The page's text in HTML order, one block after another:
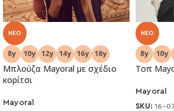
NEO
Μπλούζα Μayoral με σχέδιο
κορίτσι
Mayoral
NEO
Τοπ
Mayoral
SKU: 16-